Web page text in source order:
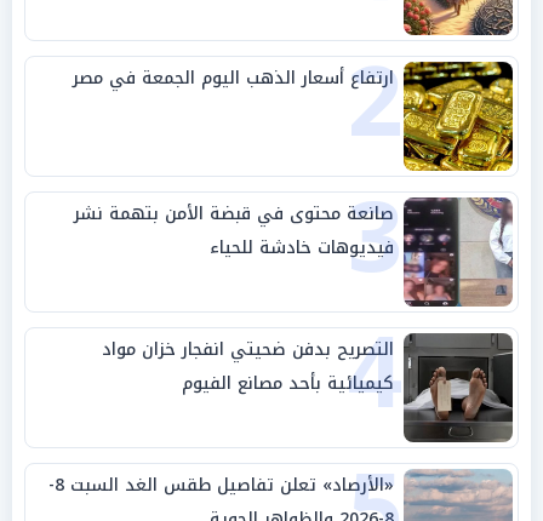
2
ارتفاع أسعار الذهب اليوم الجمعة في مصر
3
صانعة محتوى في قبضة الأمن بتهمة نشر
فيديوهات خادشة للحياء
4
التصريح بدفن ضحيتي انفجار خزان مواد
كيميائية بأحد مصانع الفيوم
«الأرصاد» تعلن تفاصيل طقس الغد السبت 8-